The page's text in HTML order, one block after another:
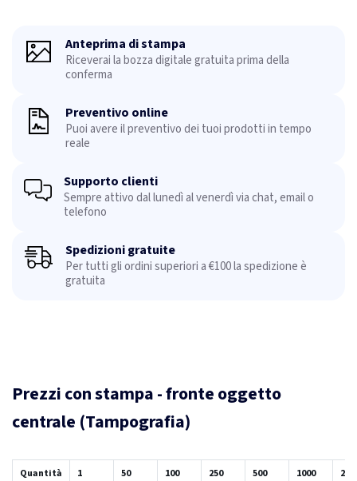
Anteprima di stampa
Riceverai la bozza digitale gratuita prima della
conferma
Preventivo online
Puoi avere il preventivo dei tuoi prodotti in tempo
reale
Supporto clienti
Sempre attivo dal lunedì al venerdì via chat, email o
telefono
Spedizioni gratuite
Per tutti gli ordini superiori a €100 la spedizione è
gratuita
Prezzi con stampa - fronte oggetto
centrale (Tampografia)
Quantità 1 50 100 250 500 1000